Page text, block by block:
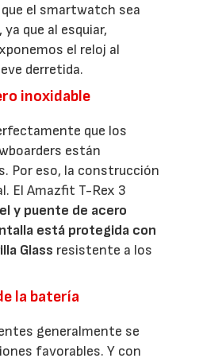
el smartwatch sea
que al esquiar,
el reloj al
derretida.
inoxidable
que los
están
Por eso, la construcción
El Amazfit T-Rex 3
y puente de acero
está protegida con
Glass resistente a los
la batería
generalmente se
favorables. Y con